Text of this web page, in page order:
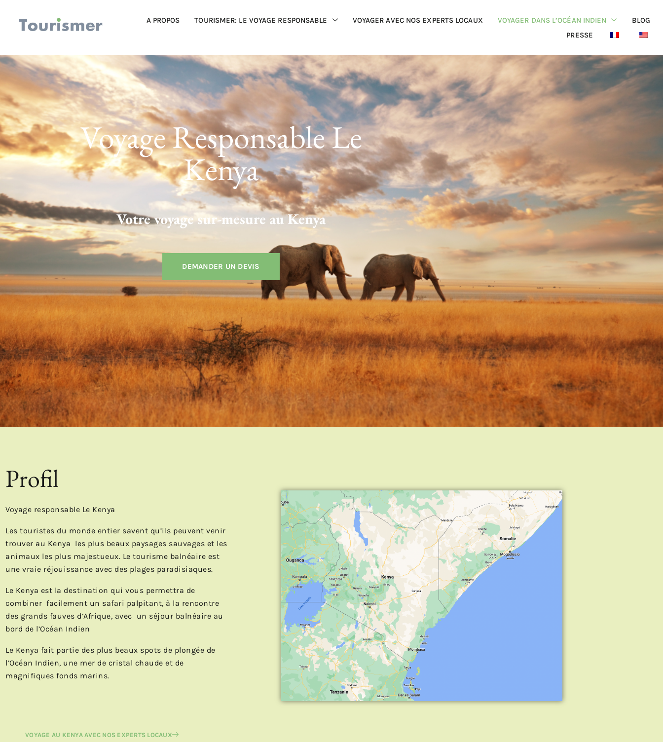
A PROPOS TOURISMER: LE VOYAGE RESPONSABLE VOYAGER AVEC NOS EXPERTS LOCAUX VOYAGER DANS L’OCÉAN INDIEN
BLOG
PRESSE
Voyage Responsable Le
Kenya
Votre voyage sur-mesure au Kenya
DEMANDER UN DEVIS
Profil
Voyage responsable Le Kenya
Les touristes du monde entier savent qu’ils peuvent venir
trouver au Kenya les plus beaux paysages sauvages et les
animaux les plus majestueux. Le tourisme balnéaire est
une vraie réjouissance avec des plages paradisiaques.
Le Kenya est la destination qui vous permettra de
combiner facilement un safari palpitant, à la rencontre
des grands fauves d’Afrique, avec un séjour balnéaire au
bord de l’Océan Indien
Le Kenya fait partie des plus beaux spots de plongée de
l’Océan Indien, une mer de cristal chaude et de
magnifiques fonds marins.
VOYAGE AU KENYA AVEC NOS EXPERTS LOCAUX